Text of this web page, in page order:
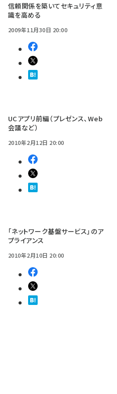
信頼関係を築いてセキュリティ意
識を高める
2009年11月30日 20:00
UCアプリ前編（プレゼンス、Web
会議など）
2010年2月12日 20:00
「ネットワーク基盤サービス」のア
プライアンス
2010年2月10日 20:00